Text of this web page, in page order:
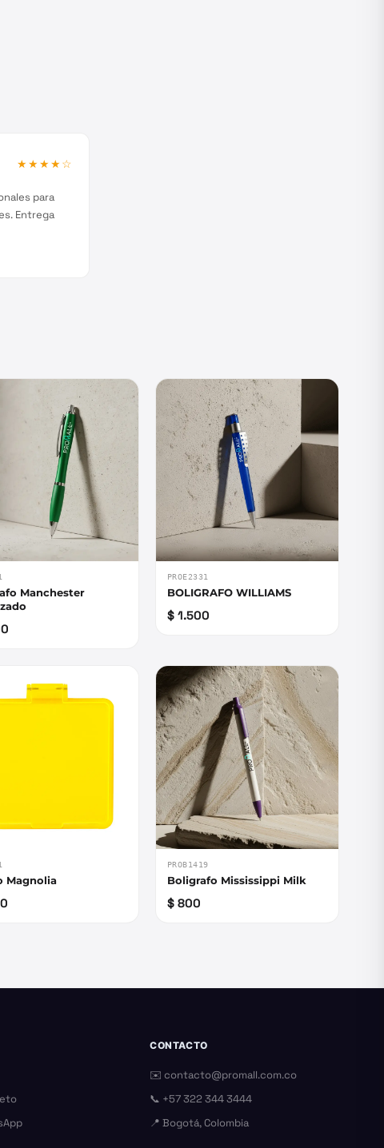
★★★★☆
para
Entrega
Manchester
PROE2331
BOLIGRAFO WILLIAMS
$ 1.500
Magnolia
PROB1419
Boligrafo Mississippi Milk
$ 800
CONTACTO
✉️contacto@promall.com.co
📞 +57 322 344 3444
📍 Bogotá, Colombia